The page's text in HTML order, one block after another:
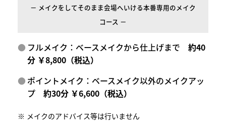
－ メイクをしてそのまま会場へいける本番専用のメイク
コース －
フルメイク：ベースメイクから仕上げまで約40
分 ￥8,800（税込）
ポイントメイク：ベースメイク以外のメイクアッ
プ約30分 ￥6,600（税込）
メイクのアドバイス等は行いません